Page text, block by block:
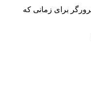
برای زمانی که